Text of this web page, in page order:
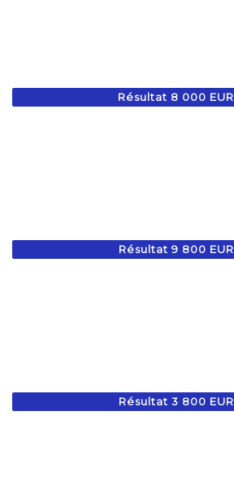
Résultat 8 000 EUR
Résultat 9 800 EUR
Résultat 3 800 EUR